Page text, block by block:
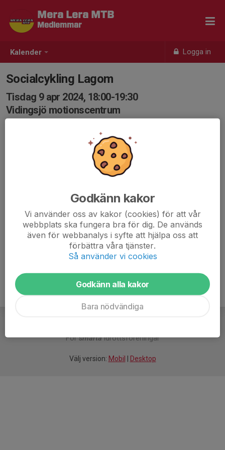
Kalender Logga in
Mera Lera MTB
Medlemmar
Socialcykling Lagom
Tisdag 9 apr 2024, 18:00-19:30
Vidingsjö motionscentrum
Socialcykling enligt principen fart efter kamrat. Kan dra
Det är bra att var och en har med sig ny slang och
Välkomna!
Mera Lera MTB trappan.pdf
Försmartaidrottsföreningar
Välj version: Mobil Desktop
Godkänn kakor
Vi använder oss av kakor (cookies) för att vår
webbplats ska fungera bra för dig. De används
även för webbanalys i syfte att hjälpa oss att
förbättra våra tjänster.
Så använder vi cookies
Godkänn alla kakor
Bara nödvändiga